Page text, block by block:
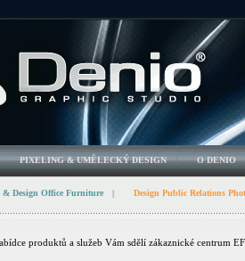
PIXELING & UMĚLECKÝ DESIGN | O DENIO
& Design Office Furniture | Design Public Relations
produktů a služeb Vám sdělí zákaznické centrum